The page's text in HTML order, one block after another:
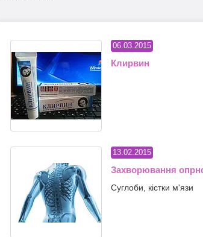
06.03.2015
Клирвин
13.02.2015
Захворювання
Суглоби, кістки м'язи